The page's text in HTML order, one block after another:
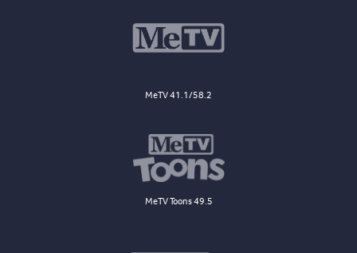
MeTV 41.1/58.2
MeTV Toons 49.5